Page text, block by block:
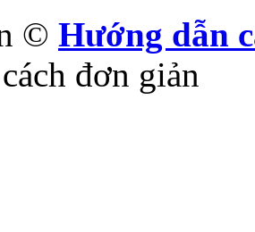
© Hướng dẫn
đơn giản